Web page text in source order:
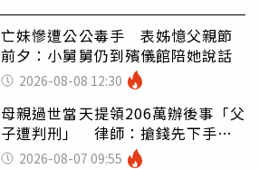
亡妹慘遭公公毒手 表姊憶父親節
前夕：小舅舅仍到殯儀館陪她說話
2026-08-08 12:30
母親過世當天提領206萬辦後事「父
子遭判刑」 律師：搶錢先下手是
罪 2026-08-07 09:55